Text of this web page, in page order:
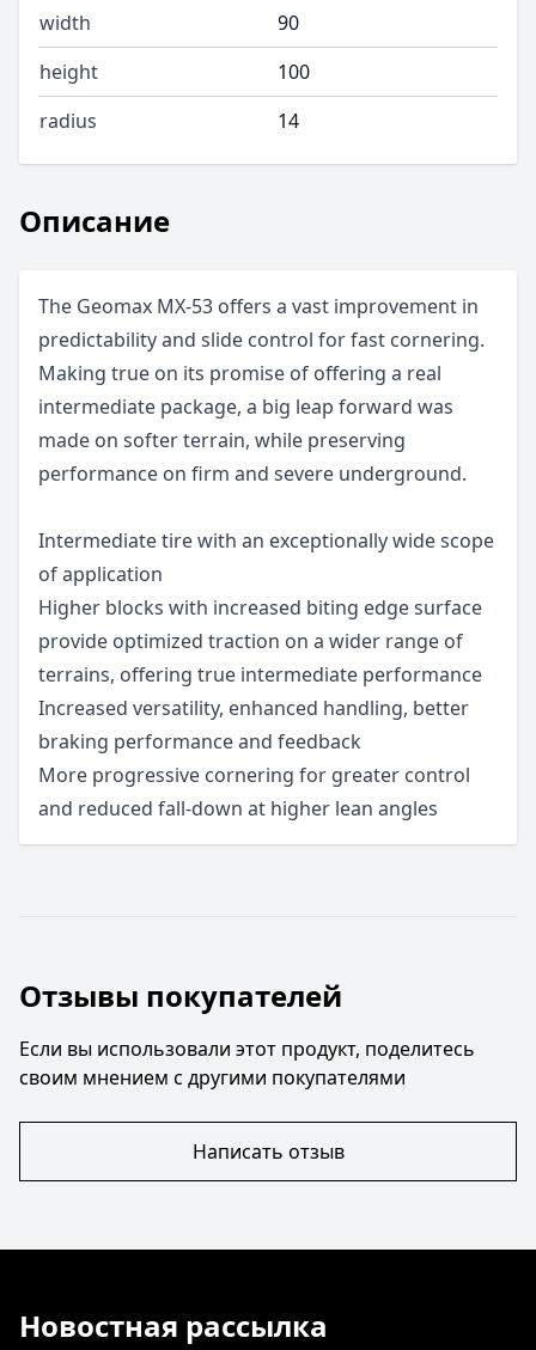
Описание
The Geomax MX-53 offers a vast improvement in
predictability and slide control for fast cornering.
Making true on its promise of offering a real
intermediate package, a big leap forward was
made on softer terrain, while preserving
performance on firm and severe underground.
Intermediate tire with an exceptionally wide scope
of application
Higher blocks with increased biting edge surface
provide optimized traction on a wider range of
terrains, offering true intermediate performance
Increased versatility, enhanced handling, better
braking performance and feedback
More progressive cornering for greater control
and reduced fall-down at higher lean angles
width
90
height
100
radius
14
Отзывы покупателей
Если вы использовали этот продукт, поделитесь
своим мнением с другими покупателями
Написать отзыв
Новостная рассылка